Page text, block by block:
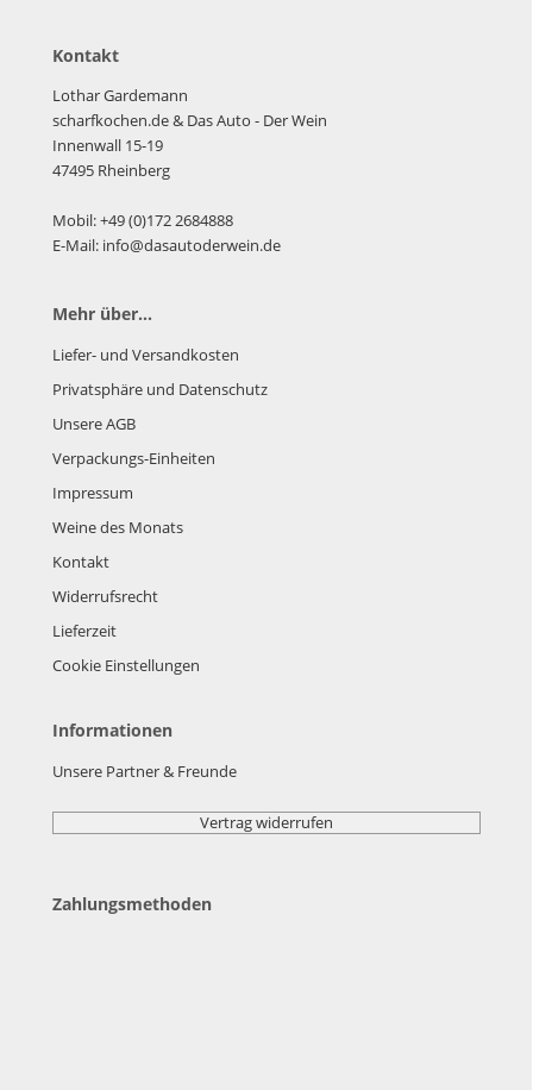
Kontakt
Lothar Gardemann
scharfkochen.de& Das Auto - Der Wein
Innenwall 15-19
47495 Rheinberg
Mobil: +49 (0)172 2684888
E-Mail: info@dasautoderwein.de
Mehr über...
Liefer- und Versandkosten
Privatsphäre und Datenschutz
Unsere AGB
Verpackungs-Einheiten
Impressum
Weine des Monats
Kontakt
Widerrufsrecht
Lieferzeit
Cookie Einstellungen
Informationen
Unsere Partner & Freunde
Vertrag widerrufen
Zahlungsmethoden